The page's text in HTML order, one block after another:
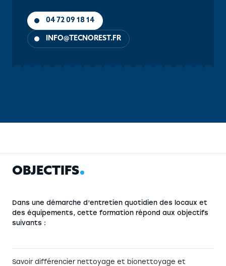
04 72 09 18 14
INFO@TECNOREST.FR
OBJECTIFS
Dans une démarche d’entretien quotidien des locaux et
des équipements, cette formation répond aux objectifs
suivants :
Savoir différencier nettoyage et bionettoyage et